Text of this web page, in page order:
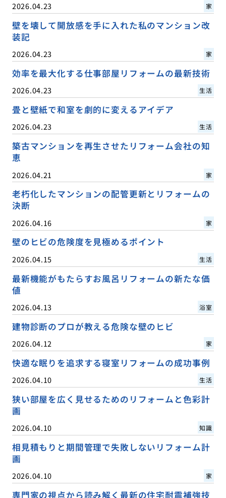
2026.04.23 家
壁を壊して開放感を手に入れた私のマンション改
装記
2026.04.23 家
効率を最大化する仕事部屋リフォームの最新技術
2026.04.23 生活
畳と壁紙で和室を劇的に変えるアイデア
2026.04.23 生活
築古マンションを再生させたリフォーム会社の知
恵
2026.04.21 家
老朽化したマンションの配管更新とリフォームの
決断
2026.04.16 家
壁のヒビの危険度を見極めるポイント
2026.04.15 生活
最新機能がもたらすお風呂リフォームの新たな価
値
2026.04.13 浴室
建物診断のプロが教える危険な壁のヒビ
2026.04.12 家
快適な眠りを追求する寝室リフォームの成功事例
2026.04.10 生活
狭い部屋を広く見せるためのリフォームと色彩計
画
2026.04.10 知識
相見積もりと期間管理で失敗しないリフォーム計
画
2026.04.10 家
専門家の視点から読み解く最新の住宅耐震補強技